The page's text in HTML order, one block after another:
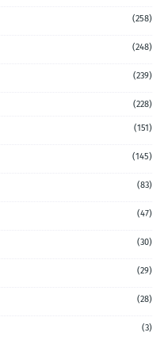
(258)
(248)
(239)
(228)
(151)
(145)
(83)
(47)
(30)
(29)
(28)
(3)